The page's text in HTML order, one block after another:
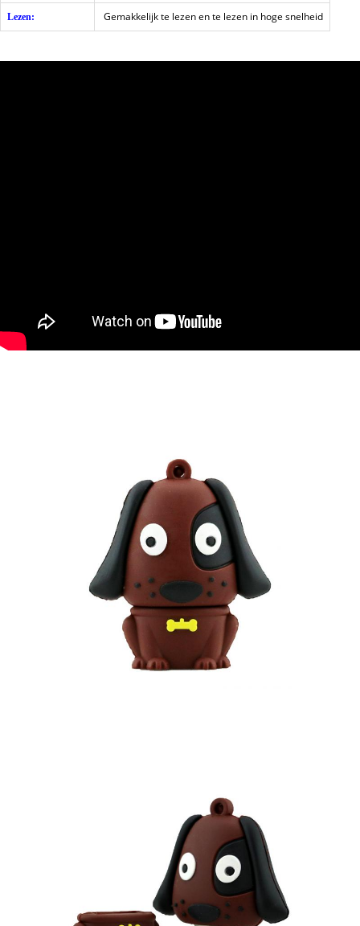
Lezen: Gemakkelijk te lezen en te lezen in hoge snelheid